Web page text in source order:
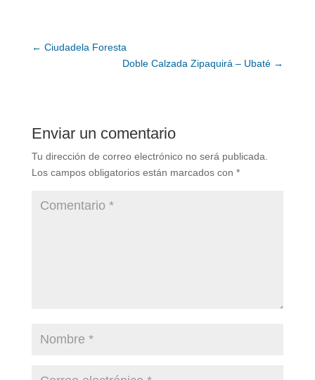
← Ciudadela Foresta
Doble Calzada Zipaquirá – Ubaté →
Enviar un comentario
Tu dirección de correo electrónico no será publicada.
Los campos obligatorios están marcados con *